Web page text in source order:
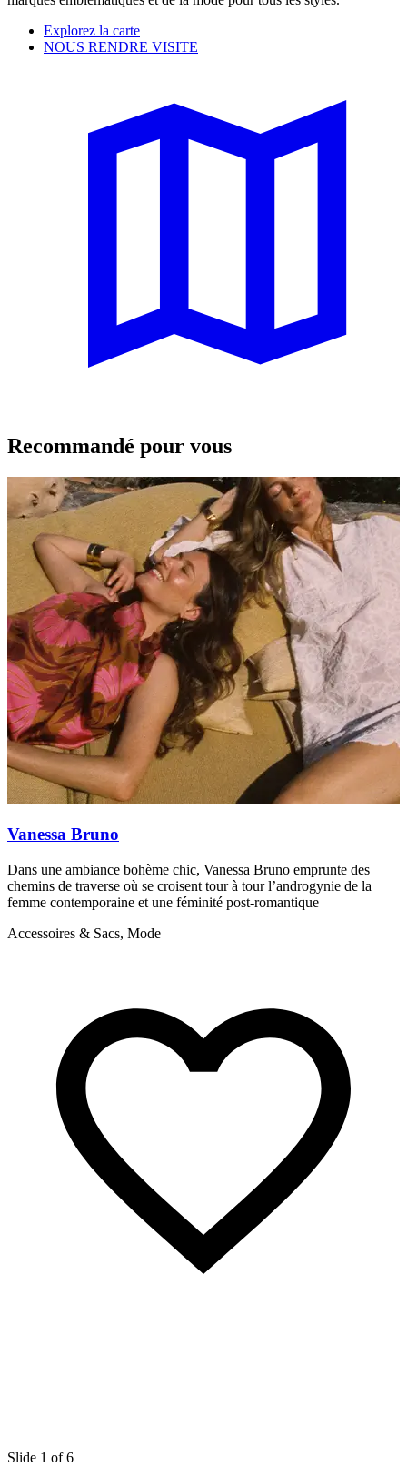
Explorez la carte
NOUS RENDRE VISITE
Recommandé pour vous
Vanessa Bruno
Dans une ambiance bohème chic, Vanessa Bruno emprunte des
chemins de traverse où se croisent tour à tour l’androgynie de la
femme contemporaine et une féminité post-romantique
Accessoires & Sacs, Mode
Slide 1 of 6